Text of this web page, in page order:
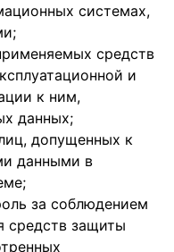
системах,
средств
и
к ним,
данных;
допущенных к
данными в
за соблюдением
средств защиты